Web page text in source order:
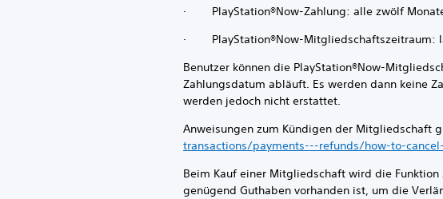
· PlayStation®Now-Zahlung: alle zwölf
· PlayStation®Now-Mitgliedschaftszeitraum:
Benutzer können die PlayStation®Now-
Zahlungsdatum abläuft. Es werden dann keine
werden jedoch nicht erstattet.
Anweisungen zum Kündigen der Mitgliedschaft
transactions/payments---refunds/how-to-
Beim Kauf einer Mitgliedschaft wird die
genügend Guthaben vorhanden ist, um die